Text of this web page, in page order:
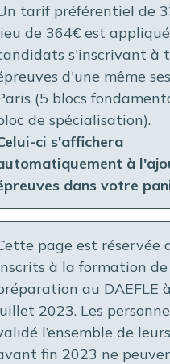
tarif préférentiel de
de 364€ est
s'inscrivant à
d'une même
(5 blocs
de spécialisation).
ci s'affichera
à
dans votre
page est réservée
à la formation de
au DAEFLE
2023. Les
l’ensemble de
fin 2023 ne